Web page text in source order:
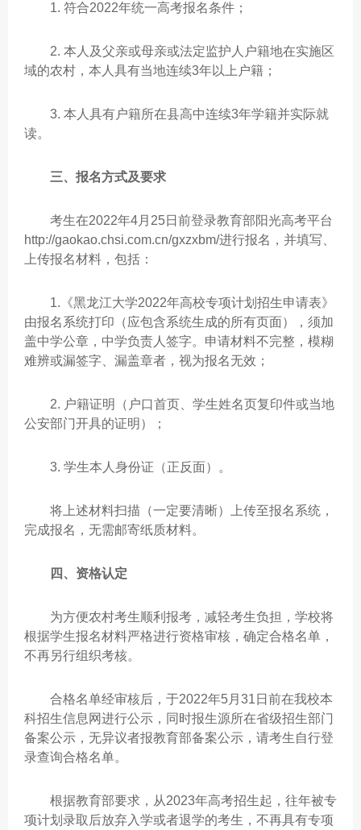
1. 符合2022年统一高考报名条件；
2. 本人及父亲或母亲或法定监护人户籍地在实施区
域的农村，本人具有当地连续3年以上户籍；
3. 本人具有户籍所在县高中连续3年学籍并实际就
读。
三、报名方式及要求
考生在2022年4月25日前登录教育部阳光高考平台
http://gaokao.chsi.com.cn/gxzxbm/进行报名，并填写、
上传报名材料，包括：
1.《黑龙江大学2022年高校专项计划招生申请表》
由报名系统打印（应包含系统生成的所有页面），须加
盖中学公章，中学负责人签字。申请材料不完整，模糊
难辨或漏签字、漏盖章者，视为报名无效；
2. 户籍证明（户口首页、学生姓名页复印件或当地
公安部门开具的证明）；
3. 学生本人身份证（正反面）。
将上述材料扫描（一定要清晰）上传至报名系统，
完成报名，无需邮寄纸质材料。
四、资格认定
为方便农村考生顺利报考，减轻考生负担，学校将
根据学生报名材料严格进行资格审核，确定合格名单，
不再另行组织考核。
合格名单经审核后，于2022年5月31日前在我校本
科招生信息网进行公示，同时报生源所在省级招生部门
备案公示，无异议者报教育部备案公示，请考生自行登
录查询合格名单。
根据教育部要求，从2023年高考招生起，往年被专
项计划录取后放弃入学或者退学的考生，不再具有专项